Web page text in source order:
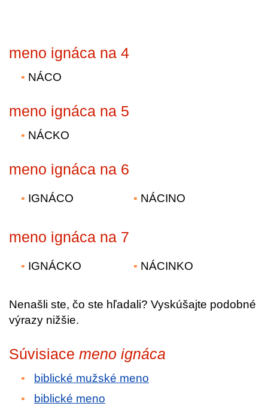
meno ignáca na 4
NÁCO
meno ignáca na 5
NÁCKO
meno ignáca na 6
IGNÁCO NÁCINO
meno ignáca na 7
IGNÁCKO NÁCINKO
Nenašli ste, čo ste hľadali? Vyskúšajte podobné
výrazy nižšie.
Súvisiace meno ignáca
biblické mužské meno
biblické meno